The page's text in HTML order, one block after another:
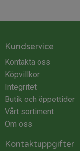
Kundservice
Kontakta oss
Köpvillkor
Integritet
Butik och öppettider
Vårt sortiment
Om oss
Kontaktuppgifter